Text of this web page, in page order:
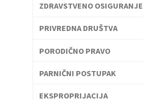
ZDRAVSTVENO OSIGURANJE
PRIVREDNA DRUŠTVA
PORODIČNO PRAVO
PARNIČNI POSTUPAK
EKSPROPRIJACIJA